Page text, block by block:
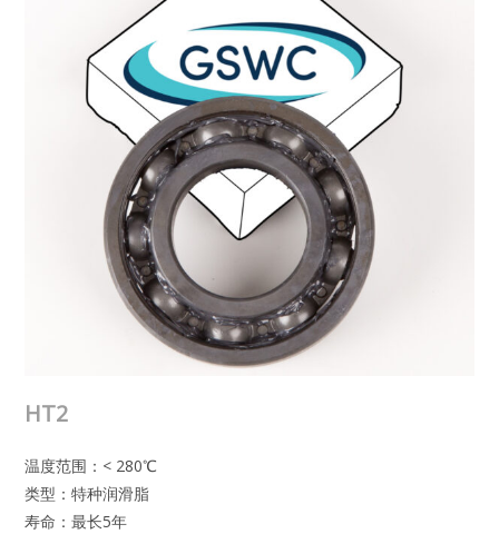
HT2
温度范围：< 280℃
类型：特种润滑脂
寿命：最长5年